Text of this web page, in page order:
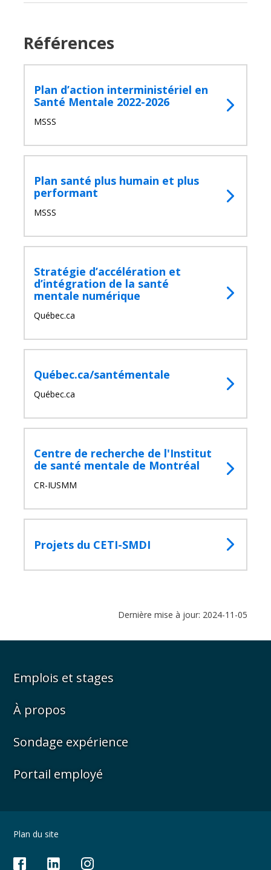
Références
Plan d’action interministériel en
Santé Mentale 2022-2026
MSSS
Plan santé plus humain et plus
performant
MSSS
Stratégie d’accélération et
d’intégration de la santé
mentale numérique
Québec.ca
Québec.ca/santémentale
Québec.ca
Centre de recherche de l'Institut
de santé mentale de Montréal
CR-IUSMM
Projets du CETI-SMDI
Dernière mise à jour: 2024-11-05
Emplois et stages
À propos
Sondage expérience
Portail employé
Plan du site